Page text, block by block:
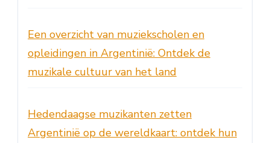
Een overzicht van muziekscholen en
opleidingen in Argentinië: Ontdek de
muzikale cultuur van het land
Hedendaagse muzikanten zetten
Argentinië op de wereldkaart: ontdek hun